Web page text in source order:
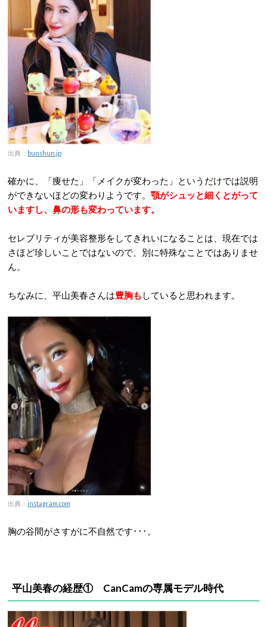
出典： bunshun.jp
確かに、「痩せた」「メイクが変わった」というだけでは説明
ができないほどの変わりようです。 顎がシュッと細くとがって
いますし、鼻の形も変わっています。
セレブリティが美容整形をしてきれいになることは、現在では
さほど珍しいことではないので、別に特殊なことではありませ
ん。
ちなみに、平山美春さんは豊胸も していると思われます。
出典： instagram.com
胸の谷間がさすがに不自然です･･･。
平山美春の経歴① CanCamの専属モデル時代